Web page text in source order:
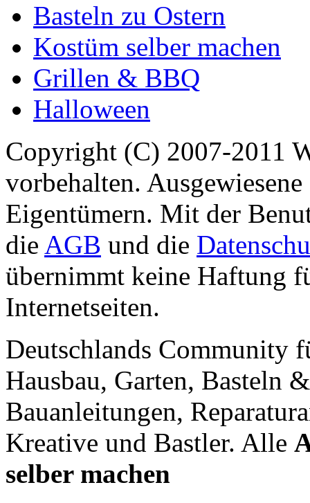
Basteln zu Ostern
Kostüm selber machen
Grillen & BBQ
Halloween
Copyright (C) 2007-2011
vorbehalten.
Eigentümern. Mit der
die AGB und die
übernimmt keine Haftung
Internetseiten.
Deutschlands Community
Hausbau, Garten, Basteln
Bauanleitungen,
Kreative und Bastler. Alle
selber machen